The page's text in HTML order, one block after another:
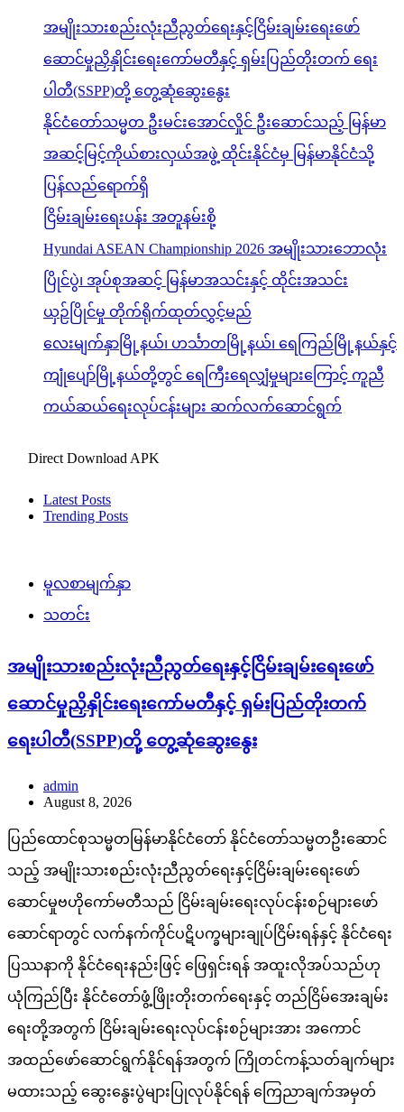
အမျိုးသားစည်းလုံးညီညွတ်ရေးနှင့်ငြိမ်းချမ်းရေးဖော်
ဆောင်မှုညှိနှိုင်းရေးကော်မတီနှင့် ရှမ်းပြည်တိုးတက် ရေး
ပါတီ(SSPP)တို့ တွေ့ဆုံဆွေးနွေး
နိုင်ငံတော်သမ္မတ ဦးမင်းအောင်လှိုင် ဦးဆောင်သည့် မြန်မာ
အဆင့်မြင့်ကိုယ်စားလှယ်အဖွဲ့ ထိုင်းနိုင်ငံမှ မြန်မာနိုင်ငံသို့
ပြန်လည်ရောက်ရှိ
ငြိမ်းချမ်းရေးပန်း အတူနမ်းစို့
Hyundai ASEAN Championship 2026 အမျိုးသားဘောလုံး
ပြိုင်ပွဲ၊ အုပ်စုအဆင့် မြန်မာအသင်းနှင့် ထိုင်းအသင်း
ယှဉ်ပြိုင်မှု တိုက်ရိုက်ထုတ်လွှင့်မည်
လေးမျက်နှာမြို့နယ်၊ ဟင်္သာတမြို့နယ်၊ ရေကြည်မြို့နယ်နှင့်
ကျုံပျော်မြို့နယ်တို့တွင် ရေကြီးရေလျှံမှုများကြောင့် ကူညီ
ကယ်ဆယ်ရေးလုပ်ငန်းများ ဆက်လက်ဆောင်ရွက်
Direct Download APK
Latest Posts
Trending Posts
မူလစာမျက်နှာ
သတင်း
အမျိုးသားစည်းလုံးညီညွတ်ရေးနှင့်ငြိမ်းချမ်းရေးဖော်
ဆောင်မှုညှိနှိုင်းရေးကော်မတီနှင့် ရှမ်းပြည်တိုးတက်
ရေးပါတီ(SSPP)တို့ တွေ့ဆုံဆွေးနွေး
admin
August 8, 2026
ပြည်ထောင်စုသမ္မတမြန်မာနိုင်ငံတော် နိုင်ငံတော်သမ္မတဦးဆောင်
သည့် အမျိုးသားစည်းလုံးညီညွတ်ရေးနှင့်ငြိမ်းချမ်းရေးဖော်
ဆောင်မှုဗဟိုကော်မတီသည် ငြိမ်းချမ်းရေးလုပ်ငန်းစဉ်များဖော်
ဆောင်ရာတွင် လက်နက်ကိုင်ပဋိပက္ခများချုပ်ငြိမ်းရန်နှင့် နိုင်ငံရေး
ပြဿနာကို နိုင်ငံရေးနည်းဖြင့် ဖြေရှင်းရန် အထူးလိုအပ်သည်ဟု
ယုံကြည်ပြီး နိုင်ငံတော်ဖွံ့ဖြိုးတိုးတက်ရေးနှင့် တည်ငြိမ်အေးချမ်း
ရေးတို့အတွက် ငြိမ်းချမ်းရေးလုပ်ငန်းစဉ်များအား အကောင်
အထည်ဖော်ဆောင်ရွက်နိုင်ရန်အတွက် ကြိုတင်ကန့်သတ်ချက်များ
မထားသည့် ဆွေးနွေးပွဲများပြုလုပ်နိုင်ရန် ကြေညာချက်အမှတ်